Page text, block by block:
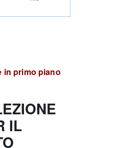
in primo piano
IL